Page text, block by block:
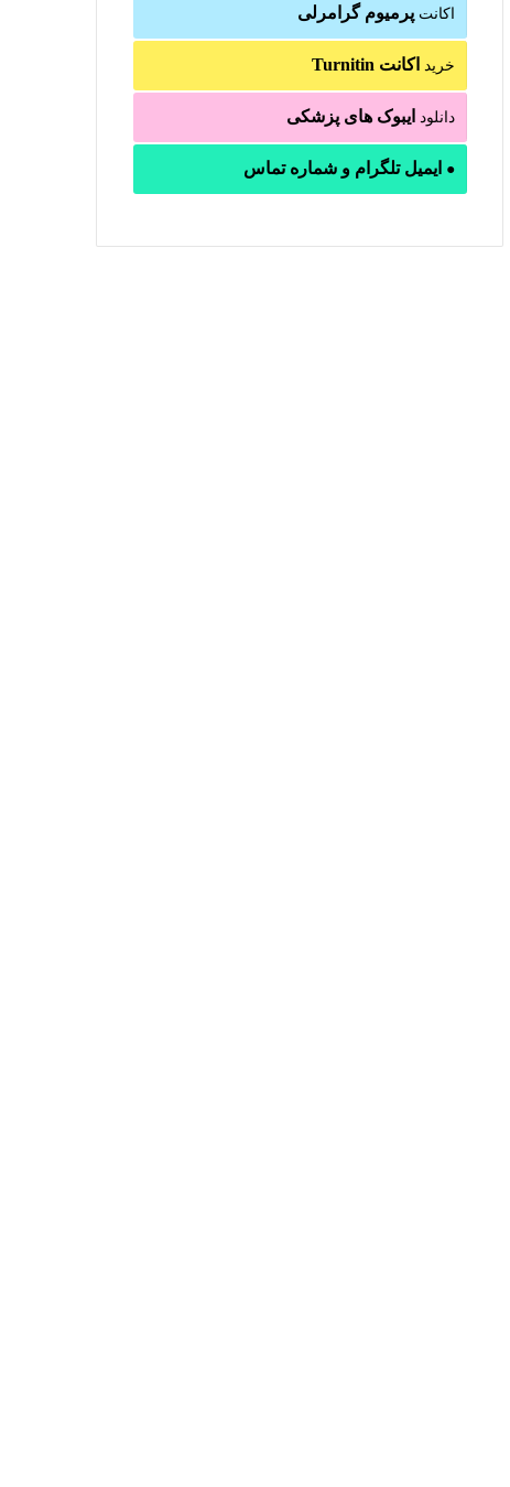
اکانتپرمیوم گرامرلی
خرید اکانت Turnitin
دانلود ایبوک های پزشکی
● ایمیل تلگرام و شماره تماس